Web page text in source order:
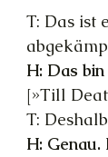
T: Das ist
H: Das
[»Till
T:
H: